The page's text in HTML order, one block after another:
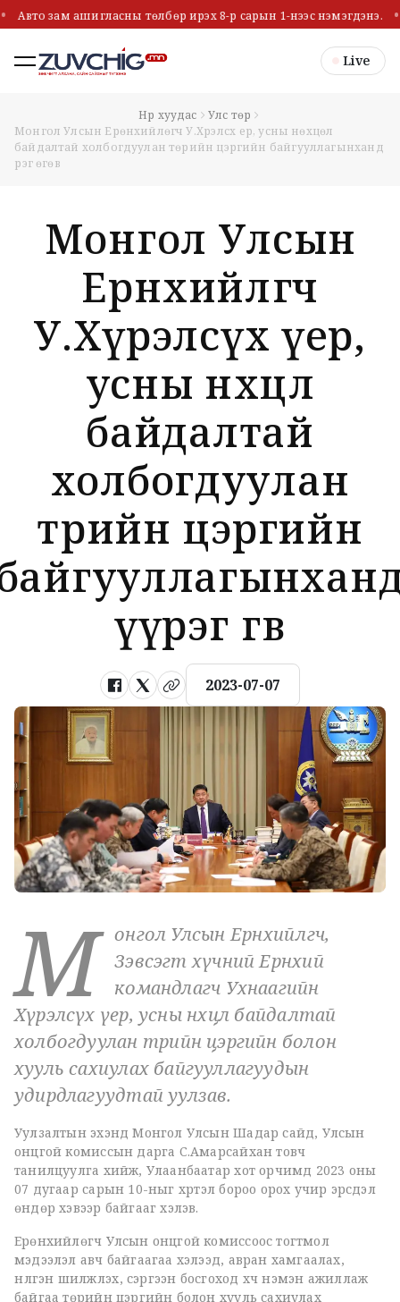
Авто зам ашигласны төлбөр ирэх 8-р сарын 1-нээс нэмэгдэнэ.
Live
Нүүр хуудас
Улс төр
Монгол Улсын Ерөнхийлөгч У.Хүрэлсүх үер, усны нөхцөл
байдалтай холбогдуулан төрийн цэргийн байгууллагынханд
үүрэг өгөв
Монгол Улсын
Ерөнхийлөгч
У.Хүрэлсүх үер,
усны нөхцөл
байдалтай
холбогдуулан
төрийн цэргийн
үүрэг өгөв
2023-07-07
М онгол Улсын Ерөнхийлөгч,
Зэвсэгт хүчний Ерөнхий
командлагч Ухнаагийн
Хүрэлсүх үер, усны нөхцөл байдалтай
холбогдуулан төрийн цэргийн болон
хууль сахиулах байгууллагуудын
удирдлагуудтай уулзав.
Уулзалтын эхэнд Монгол Улсын Шадар сайд, Улсын
онцгой комиссын дарга С.Амарсайхан товч
танилцуулга хийж, Улаанбаатар хот орчимд 2023 оны
07 дугаар сарын 10-ныг хүртэл бороо орох учир эрсдэл
өндөр хэвээр байгааг хэлэв.
Ерөнхийлөгч Улсын онцгой комиссоос тогтмол
мэдээлэл авч байгаагаа хэлээд, авран хамгаалах,
нүүлгэн шилжүүлэх, сэргээн босгоход хүч нэмэн ажиллаж
байгаа төрийн цэргийн болон хууль сахиулах